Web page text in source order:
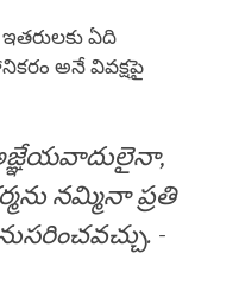
ఏది
అనే వివక్షపై
నమ్మినా ప్రతి
-